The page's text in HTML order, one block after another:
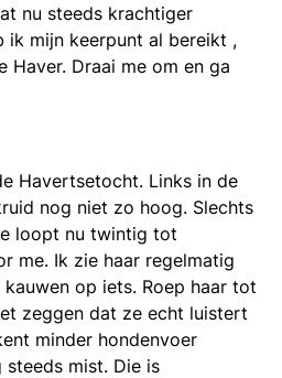
nu steeds krachtiger
ik mijn keerpunt al bereikt ,
Haver. Draai me om en ga
Havertsetocht. Links in de
nog niet zo hoog. Slechts
loopt nu twintig tot
me. Ik zie haar regelmatig
op iets. Roep haar tot
zeggen dat ze echt luistert
minder hondenvoer
steeds mist. Die is